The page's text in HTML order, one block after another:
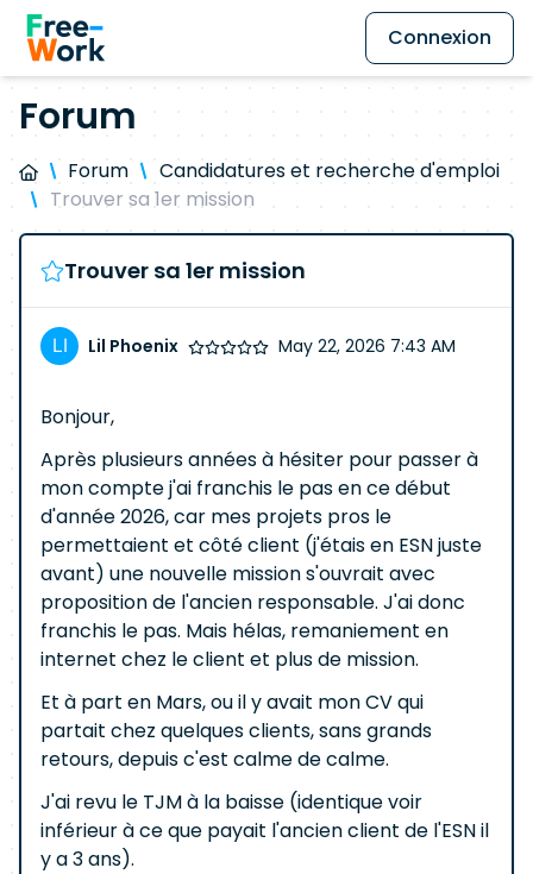
Connexion
Forum
Forum
Candidatures et recherche d'emploi
Trouver sa 1er mission
Trouver sa 1er mission
Lil Phoenix May 22, 2026 7:43 AM
Bonjour,
Après plusieurs années à hésiter pour passer à
mon compte j'ai franchis le pas en ce début
d'année 2026, car mes projets pros le
permettaient et côté client (j'étais en ESN juste
avant) une nouvelle mission s'ouvrait avec
proposition de l'ancien responsable. J'ai donc
franchis le pas. Mais hélas, remaniement en
internet chez le client et plus de mission.
Et à part en Mars, ou il y avait mon CV qui
partait chez quelques clients, sans grands
retours, depuis c'est calme de calme.
J'ai revu le TJM à la baisse (identique voir
inférieur à ce que payait l'ancien client de l'ESN il
y a 3 ans).